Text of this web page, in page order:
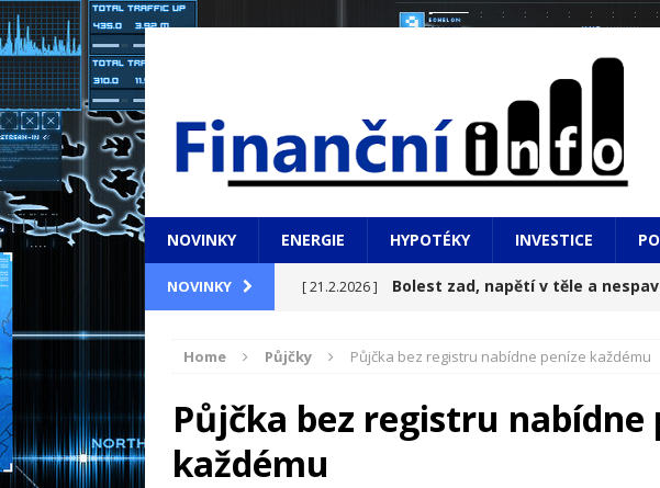
NOVINKY ENERGIE HYPOTÉKY INVESTICE
NOVINKY [ 21.2.2026 ] Bolest zad, napětí v těle a
[ 22.1.2026 ] Manažer, tým, výsledky a do
které se nahlas nemluví
Home Půjčky Půjčka bez registru nabídne peníze každému
Půjčka bez registru nabídne
každému